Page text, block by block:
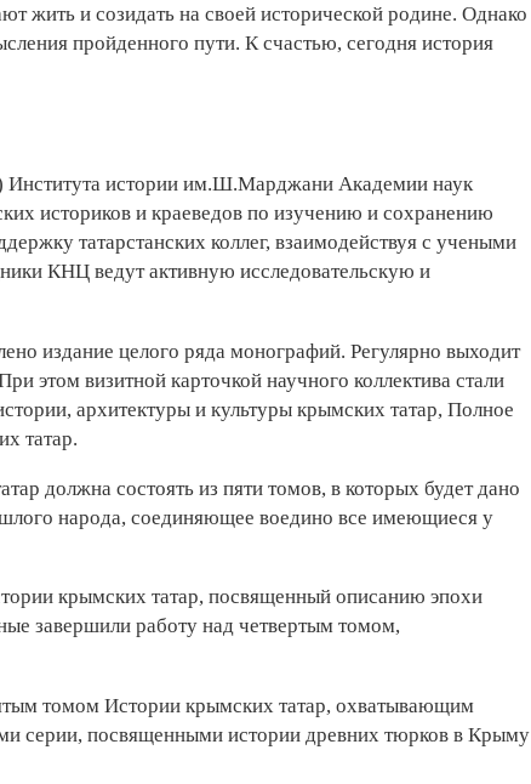
жить и созидать на своей исторической родине. Однако
пройденного пути. К счастью, сегодня история
истории им.Ш.Марджани Академии наук
историков и краеведов по изучению и сохранению
татарстанских коллег, взаимодействуя с ­учеными
КНЦ ведут активную исследовательскую и
издание целого ряда монографий. Регулярно выходит
этом визитной карточкой научного коллектива стали
архитектуры и культуры крымских татар, Полное
татар.
должна состоять из пяти томов, в которых будет дано
народа, соединяющее воедино все имеющиеся у
крымских татар, посвященный описанию эпохи
завершили работу над четвертым томом,
томом Истории крымских татар, охватывающим
серии, посвященными истории древних тюрков в Крыму